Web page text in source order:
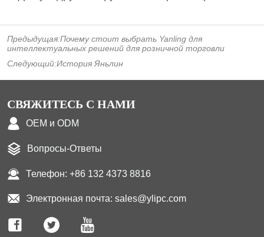
Предыдущая:Почему стоит выбрать Yanling для
интеллектуальных решений для розничной торговли
Следующий:История Яньлин
СВЯЖИТЕСЬ С НАМИ
OEM и ODM
Вопросы-Ответы
Телефон: +86 132 4373 8816
Электронная почта: sales@ylipc.com